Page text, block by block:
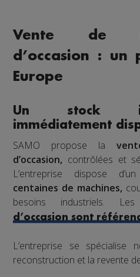
Vente de
d’occasion : un
Europe
Un stock
immédiatement
SAMO propose la
d’occasion, contrôlées et
L’entreprise dispose
centaines de machines,
besoins industriels.
d’occasion sont
L’entreprise se spécialise
reconstruction et la revente